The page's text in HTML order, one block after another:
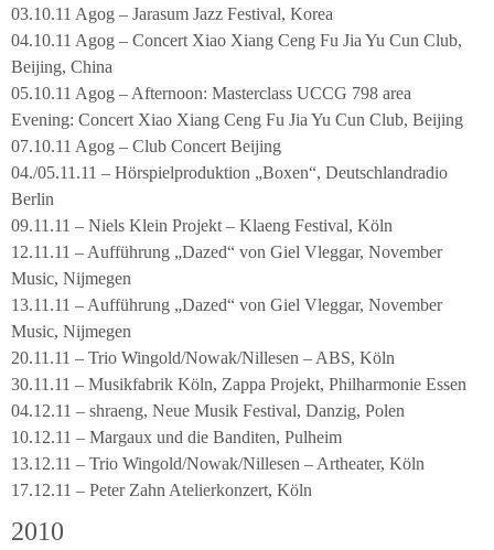
03.10.11 Agog – Jarasum Jazz Festival, Korea
04.10.11 Agog – Concert Xiao Xiang Ceng Fu Jia Yu Cun Club,
Beijing, China
05.10.11 Agog – Afternoon: Masterclass UCCG 798 area
Evening: Concert Xiao Xiang Ceng Fu Jia Yu Cun Club, Beijing
07.10.11 Agog – Club Concert Beijing
04./05.11.11 – Hörspielproduktion „Boxen“, Deutschlandradio
Berlin
09.11.11 – Niels Klein Projekt – Klaeng Festival, Köln
12.11.11 – Aufführung „Dazed“ von Giel Vleggar, November
Music, Nijmegen
13.11.11 – Aufführung „Dazed“ von Giel Vleggar, November
Music, Nijmegen
20.11.11 – Trio Wingold/Nowak/Nillesen – ABS, Köln
30.11.11 – Musikfabrik Köln, Zappa Projekt, Philharmonie Essen
04.12.11 – shraeng, Neue Musik Festival, Danzig, Polen
10.12.11 – Margaux und die Banditen, Pulheim
13.12.11 – Trio Wingold/Nowak/Nillesen – Artheater, Köln
17.12.11 – Peter Zahn Atelierkonzert, Köln
2010